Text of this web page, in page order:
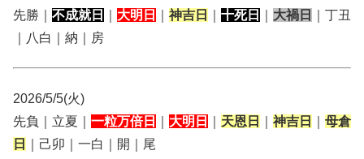
先勝｜ 不成就日 大明日 神吉日 十死日 大禍日
｜丁丑
｜八白｜納｜房
2026/5/5(火)
先負｜立夏｜ 一粒万倍日 大明日 天恩日 神吉日
母倉
日
｜己卯｜一白｜開｜尾